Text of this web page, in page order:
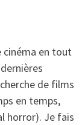
cinéma en tout
de films
en temps,
horror). Je fais